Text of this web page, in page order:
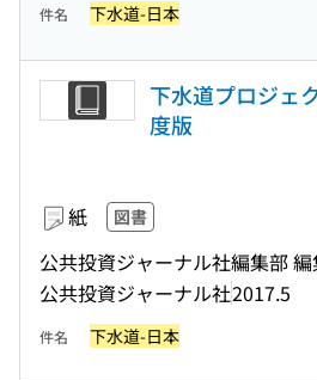
件名 下水道-日本
下水道プロジェ
度版
紙 図書
公共投資ジャーナル社編集部
公共投資ジャーナル社2017.5
件名 下水道-日本